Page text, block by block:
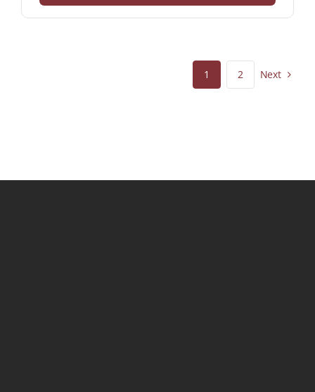
1 2 Next